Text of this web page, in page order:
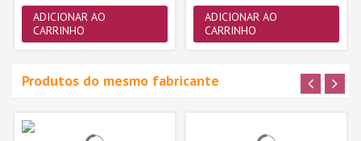
ADICIONAR AO
CARRINHO
ADICIONAR AO
CARRINHO
Produtos do mesmo fabricante